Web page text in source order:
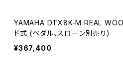
YAMAHA DTX8K-M REAL
ド式 (ペダル、スローン別売り)
¥367,400